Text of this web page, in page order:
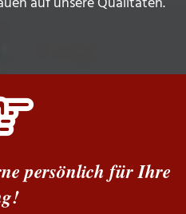
persönlich für Ihre